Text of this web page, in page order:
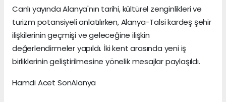
Canlı yayında Alanya'nın tarihi, kültürel zenginlikleri ve
turizm potansiyeli anlatılırken, Alanya-Talsi kardeş şehir
ilişkilerinin geçmişi ve geleceğine ilişkin
değerlendirmeler yapıldı. İki kent arasında yeni iş
birliklerinin geliştirilmesine yönelik mesajlar paylaşıldı.
Hamdi Acet SonAlanya